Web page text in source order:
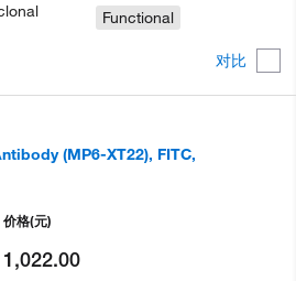
对比
Functional
(MP6-XT22), FITC,
价格(元)
1,022.00